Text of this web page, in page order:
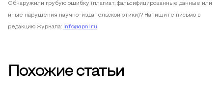
Обнаружили грубую ошибку (плагиат, фальсифицированные данные или
иные нарушения научно-издательской этики)? Напишите письмо в
редакцию журнала: info@apni.ru
Похожие статьи